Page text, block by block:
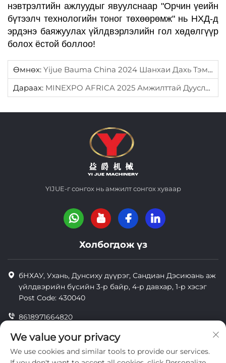
нэвтрэлтийн ажлуудыг явуулснаар "Орчин үеийн
бүтээлч технологийн тоног төхөөрөмж" нь НХД-д
эрдэнэ баяжуулах үйлдвэрлэлийн гол хөдөлгүүр
болох ёстой боллоо!
Өмнөх: Yijue Bauma China 2024 Шанхаи Дахь Тэмцээнд Оролцож Байна
Дараах: MINEXPO AFRICA 2025 Амжилттай Дууслаа
YIJUE-г сонгох нь амжилт сонгох хуваар
Холбогдож үз
бНХАУ, Ухань, Дунсиху дүүрэг, Сандиан Дэсиюань аж
үйлдвэрийн бүсийн 3-р байр, 4-р давхар, 1-р хэсэг
Post Code: 430040
8618971664820
8618971664820
[email protected]
We value your privacy
We use cookies and similar tools to provide our services.